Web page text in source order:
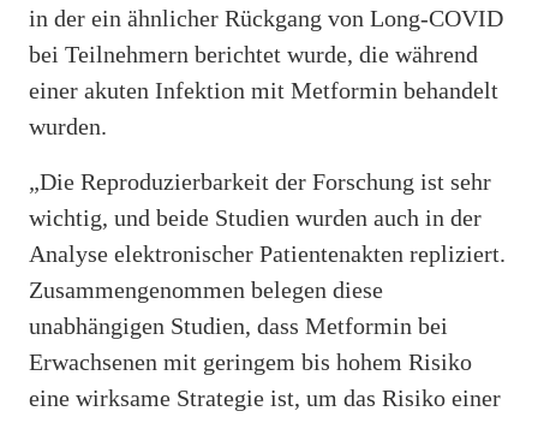
in der ein ähnlicher Rückgang von Long-COVID
bei Teilnehmern berichtet wurde, die während
einer akuten Infektion mit Metformin behandelt
wurden.
„Die Reproduzierbarkeit der Forschung ist sehr
wichtig, und beide Studien wurden auch in der
Analyse elektronischer Patientenakten repliziert.
Zusammengenommen belegen diese
unabhängigen Studien, dass Metformin bei
Erwachsenen mit geringem bis hohem Risiko
eine wirksame Strategie ist, um das Risiko einer